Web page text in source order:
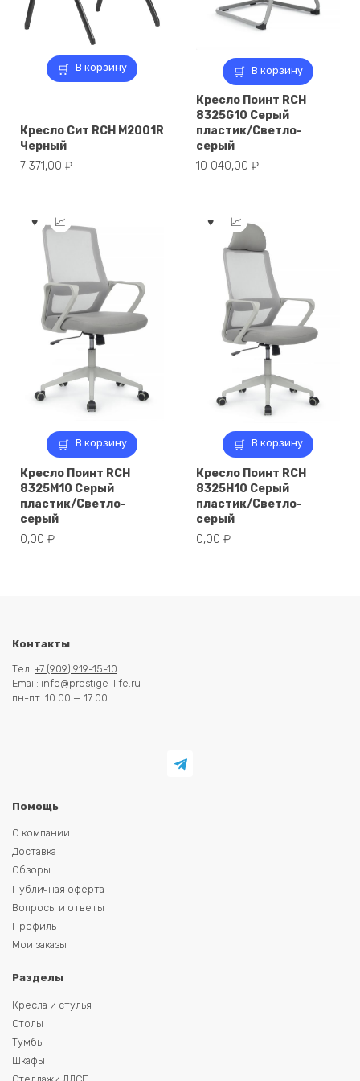
В корзину
Кресло Сит RCH M2001R
Черный
7 371,00 ₽
В корзину
Кресло Поинт RCH
8325G10 Серый
пластик/Светло-
серый
10 040,00 ₽
В корзину
Кресло Поинт RCH
8325M10 Серый
пластик/Светло-
серый
0,00 ₽
В корзину
Кресло Поинт RCH
8325H10 Серый
пластик/Светло-
серый
0,00 ₽
Контакты
Тел: +7 (909) 919-15-10
Email: info@prestige-life.ru
пн-пт: 10:00 — 17:00
Помощь
О компании
Доставка
Обзоры
Публичная оферта
Вопросы и ответы
Профиль
Мои заказы
Разделы
Кресла и стулья
Столы
Тумбы
Шкафы